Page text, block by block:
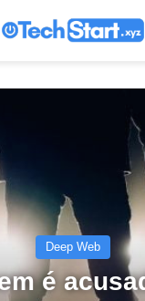
Deep Web
é